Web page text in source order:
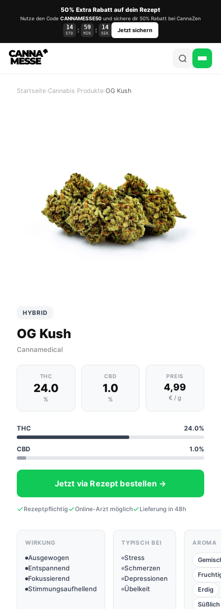
50% Extra Rabatt auf dein Rezept
Nutze den Code CANNAMESSE50 und sichere dir 50% Rabatt bei CannaZen
14
STD : 59
MIN : 14
SEK Jetzt sichern
Startseite›Cannabis Produkte›OG Kush
HYBRID
OG Kush
Cannamedical
THC
24.0
%
CBD
1.0
%
PREIS
4,99
€ / g
THC 24.0%
CBD 1.0%
Jetzt via Rezept bestellen →
Rezeptpflichtig Online-Arzt möglich Lieferung in 48h
WIRKUNG
Ausgewogen
Entspannend
Fokussierend
Stimmungsaufhellend
TYPISCH BEI
Stress
Schmerzen
Depressionen
Übelkeit
AROMA
Erdig
Süßlich